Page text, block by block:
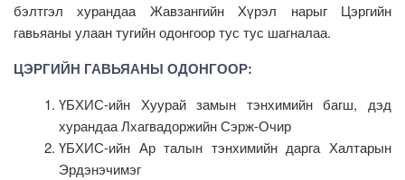
бэлтгэл хурандаа Жавзангийн Хүрэл нарыг Цэргийн
гавьяаны улаан тугийн одонгоор тус тус шагналаа.
ЦЭРГИЙН ГАВЬЯАНЫ ОДОНГООР:
ҮБХИС-ийн Хуурай замын тэнхимийн багш, дэд
хурандаа Лхагвадоржийн Сэрж-Очир
ҮБХИС-ийн Ар талын тэнхимийн дарга Халтарын
Эрдэнэчимэг